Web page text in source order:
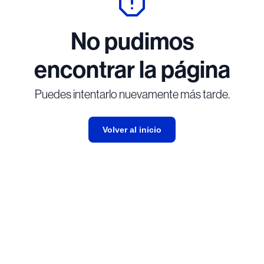
No pudimos
encontrar la página
Puedes intentarlo nuevamente más tarde.
Volver al inicio